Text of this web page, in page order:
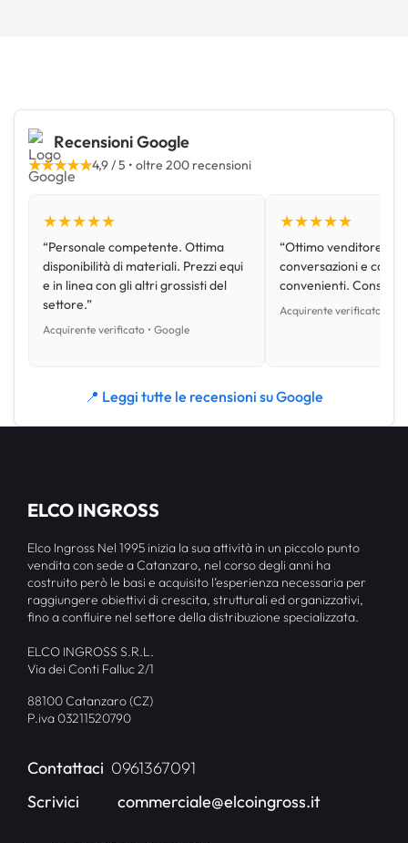
Recensioni Google
★★★★★4,9 / 5 • oltre 200 recensioni
★★★★★
“Personale competente. Ottima
disponibilità di materiali. Prezzi equi
e in linea con gli altri grossisti del
settore.”
Acquirente verificato • Google
★★★★★
“Ottimo venditore,
conversazioni e con
convenienti.
Acquirente verificato •
📍 Leggi tutte le recensioni su Google
ELCO INGROSS
Elco Ingross Nel 1995 inizia la sua attività in un piccolo punto
vendita con sede a Catanzaro, nel corso degli anni ha
costruito però le basi e acquisito l’esperienza necessaria per
raggiungere obiettivi di crescita, strutturali ed organizzativi,
fino a confluire nel settore della distribuzione specializzata.
ELCO INGROSS S.R.L.
Via dei Conti Falluc 2/1
88100 Catanzaro (CZ)
P.iva 03211520790
Contattaci 0961367091
Scrivici
commerciale@elcoingross.it